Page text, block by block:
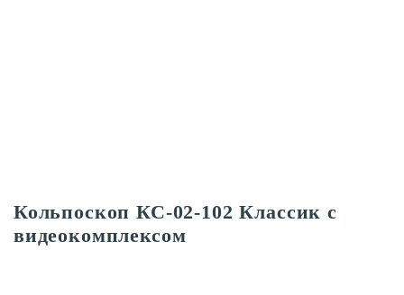
Кольпоскоп КС-02-102 Классик с
видеокомплексом